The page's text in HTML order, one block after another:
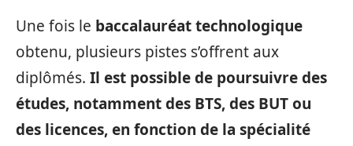
Une fois le baccalauréat technologique
obtenu, plusieurs pistes s’offrent aux
diplômés. Il est possible de poursuivre des
études, notamment des BTS, des BUT ou
des licences, en fonction de la spécialité